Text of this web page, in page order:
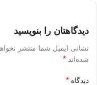
دیدگاهتان را بنویسید
نشانی ایمیل شما منتشر
شده‌اند *
دیدگاه *